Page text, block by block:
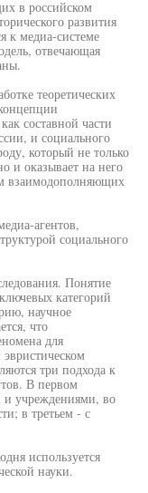
в российском
развития
к медиа-системе
отвечающая
теоретических
составной части
и социального
который не только
и оказывает на него
взаимодополняющих
агентов,
социального
Понятие
категорий
научное
что
для
три подхода к
В первом
и учреждениями, во
в третьем - с
используется
науки.